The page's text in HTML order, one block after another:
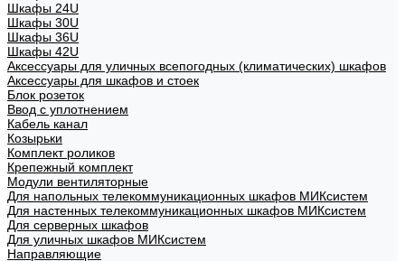
Шкафы 24U
Шкафы 30U
Шкафы 36U
Шкафы 42U
Аксессуары для уличных всепогодных (климатических) шкафов
Аксессуары для шкафов и стоек
Блок розеток
Ввод с уплотнением
Кабель канал
Козырьки
Комплект роликов
Крепежный комплект
Модули вентиляторные
Для напольных телекоммуникационных шкафов МИКсистем
Для настенных телекоммуникационных шкафов МИКсистем
Для серверных шкафов
Для уличных шкафов МИКсистем
Направляющие